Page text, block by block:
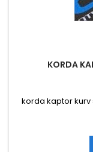
KORDA
korda kaptor kurv